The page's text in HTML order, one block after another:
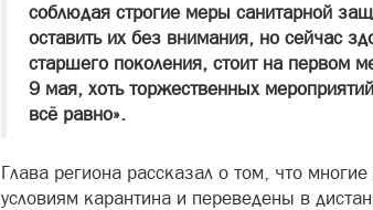
соблюдая строгие меры санитарной
оставить их без внимания, но сейчас
старшего поколения, стоит на
9 мая, хоть торжественных
всё равно».
Глава региона рассказал о том, что
условиям карантина и переведены в